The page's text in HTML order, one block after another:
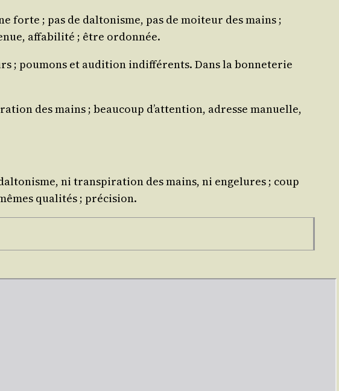
forte ; pas de dal­to­nisme, pas de moi­teur des mains ;
affa­bi­li­té ; être ordonnée.
; pou­mons et audi­tion indif­fé­rents. Dans la bon­ne­te­rie
des mains ; beau­coup d’at­ten­tion, adresse manuelle,
ni trans­pi­ra­tion des mains, ni enge­lures ; coup
qua­li­tés ; précision.